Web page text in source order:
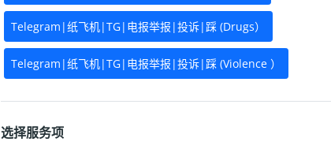
Telegram|纸飞机|TG|电报举报|投诉|踩 (Drugs）
Telegram|纸飞机|TG|电报举报|投诉|踩 (Violence ）
选择服务项